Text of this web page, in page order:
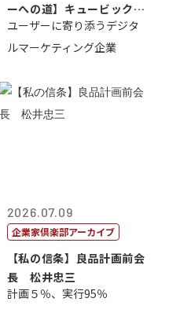
ーへの道】キュービック代
表取締役CE...
ユーザーに寄り添うデジタ
ルマーケティング企業
2026.07.09
企業家倶楽部アーカイブ
【私の信条】良品計画前会
長 松井忠三
計画５％、実行95％